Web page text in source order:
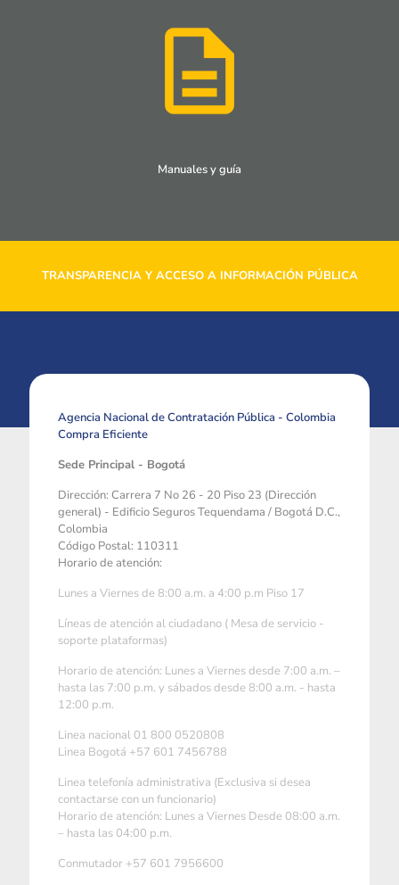
Manuales y guía
TRANSPARENCIA Y ACCESO A INFORMACIÓN PÚBLICA
Agencia Nacional de Contratación Pública - Colombia
Compra Eficiente
Sede Principal - Bogotá
Dirección: Carrera 7 No 26 - 20 Piso 23 (Dirección
general) - Edificio Seguros Tequendama / Bogotá D.C.,
Colombia
Código Postal: 110311
Horario de atención:
Lunes a Viernes de 8:00 a.m. a 4:00 p.m Piso 17
Líneas de atención al ciudadano ( Mesa de servicio -
soporte plataformas)
Horario de atención: Lunes a Viernes desde 7:00 a.m. –
hasta las 7:00 p.m. y sábados desde 8:00 a.m. - hasta
12:00 p.m.
Linea nacional 01 800 0520808
Linea Bogotá +57 601 7456788
Linea telefonía administrativa (Exclusiva si desea
contactarse con un funcionario)
Horario de atención: Lunes a Viernes Desde 08:00 a.m.
– hasta las 04:00 p.m.
Conmutador +57 601 7956600